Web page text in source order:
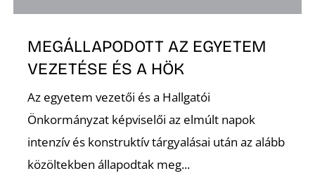
MEGÁLLAPODOTT AZ EGYETEM
VEZETÉSE ÉS A HÖK
Az egyetem vezetői és a Hallgatói
Önkormányzat képviselői az elmúlt napok
intenzív és konstruktív tárgyalásai után az alább
közöltekben állapodtak meg...